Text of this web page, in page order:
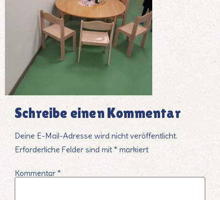
Schreibe einen Kommentar
Deine E-Mail-Adresse wird nicht veröffentlicht.
Erforderliche Felder sind mit * markiert
Kommentar *